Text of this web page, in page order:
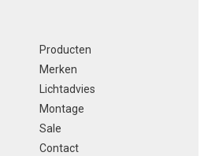
Producten
Merken
Lichtadvies
Montage
Sale
Contact